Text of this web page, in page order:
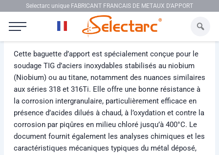
Aller au contenuSelectarc unique FABRICANT FRANCAIS DE METAUX D'APPORT
Cette baguette d’apport est spécialement conçue pour le
soudage TIG d’aciers inoxydables stabilisés au niobium
(Niobium) ou au titane, notamment des nuances similaires
aux séries 318 et 316Ti. Elle offre une bonne résistance à
la corrosion intergranulaire, particulièrement efficace en
présence d’acides dilués à chaud, à l’oxydation et contre la
corrosion par piqûres en milieu chloré jusqu’à 400°C. Le
document fournit également les analyses chimiques et les
caractéristiques mécaniques typiques du métal déposé,